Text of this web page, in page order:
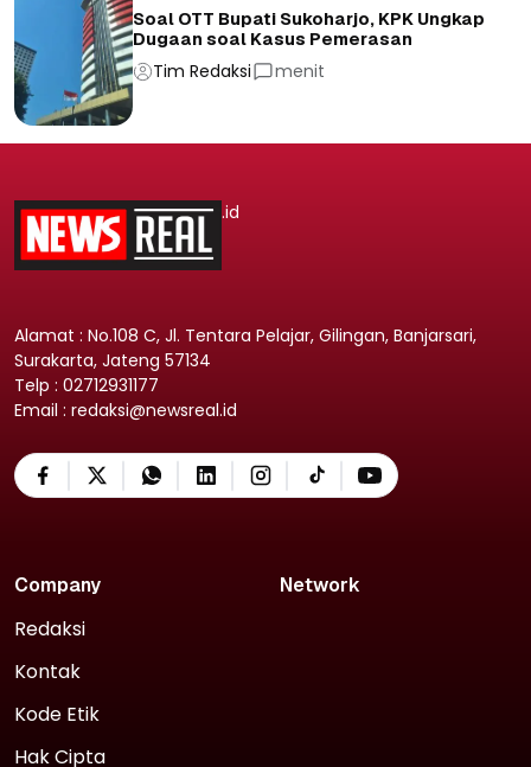
Soal OTT Bupati Sukoharjo, KPK Ungkap
Dugaan soal Kasus Pemerasan
Tim Redaksi menit
.id
Alamat : No.108 C, Jl. Tentara Pelajar, Gilingan, Banjarsari,
Surakarta, Jateng 57134
Telp : 02712931177
Email : redaksi@newsreal.id
Company
Redaksi
Kontak
Kode Etik
Hak Cipta
Network